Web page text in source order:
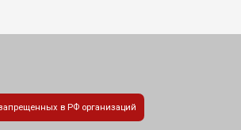
в РФ организаций